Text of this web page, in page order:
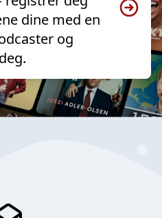
dine med en
og